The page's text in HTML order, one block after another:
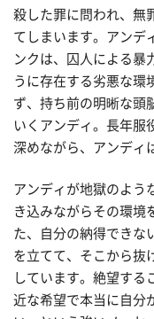
殺した罪に問われ、無
てしまいます。アンデ
ンクは、囚人による暴
うに存在する劣悪な環
ず、持ち前の明晰な頭
いくアンディ。長年服
深めながら、アンディ
アンディが地獄のよう
き込みながらその環境
た、自分の納得できな
を立てて、そこから抜
しています。絶望する
近な希望で本当に自分